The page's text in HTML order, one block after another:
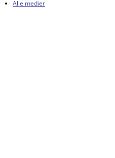
Alle medier